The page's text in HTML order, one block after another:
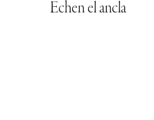
Echen el ancla